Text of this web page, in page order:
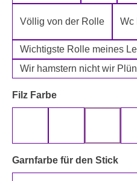
Völlig von der Rolle Wc
Wichtigste Rolle meines
Wir hamstern nicht wir
Filz Farbeauswählen
Garnfarbe für den Stick